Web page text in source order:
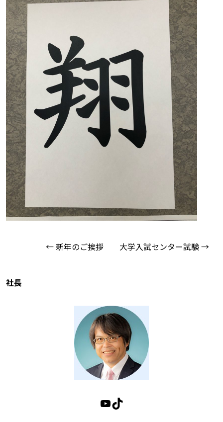
← 新年のご挨拶 大学入試センター試験 →
社長